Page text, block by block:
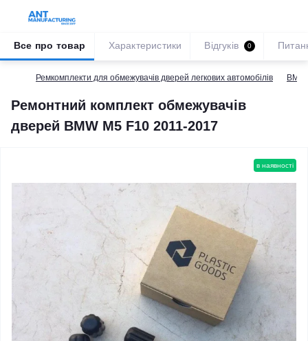
Ремкомплекти для обмежувачів дверей легкових автомобілів BMW
Ремонтний комплект обмежувачів
дверей BMW M5 F10 2011-2017
Все про товар Характеристики Відгуків 0
в наявності